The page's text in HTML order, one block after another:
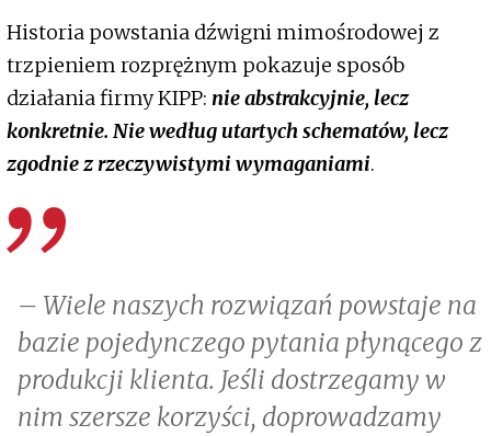
Historia powstania dźwigni mimośrodowej z
trzpieniem rozprężnym pokazuje sposób
działania firmy KIPP: nie abstrakcyjnie, lecz
konkretnie. Nie według utartych schematów, lecz
zgodnie z rzeczywistymi wymaganiami.
– Wiele naszych rozwiązań powstaje na
bazie pojedynczego pytania płynącego z
produkcji klienta. Jeśli dostrzegamy w
nim szersze korzyści, doprowadzamy